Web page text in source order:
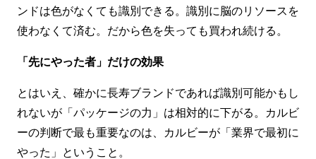
ンドは色がなくても識別できる。識別に脳のリソースを
使わなくて済む。だから色を失っても買われ続ける。
「先にやった者」だけの効果
とはいえ、確かに長寿ブランドであれば識別可能かもし
れないが「パッケージの力」は相対的に下がる。カルビ
ーの判断で最も重要なのは、カルビーが「業界で最初に
やった」ということ。